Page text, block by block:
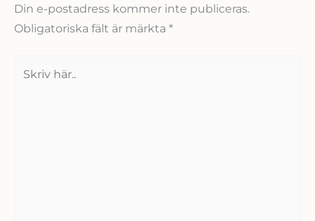
Din e-postadress kommer inte publiceras.
Obligatoriska fält är märkta *